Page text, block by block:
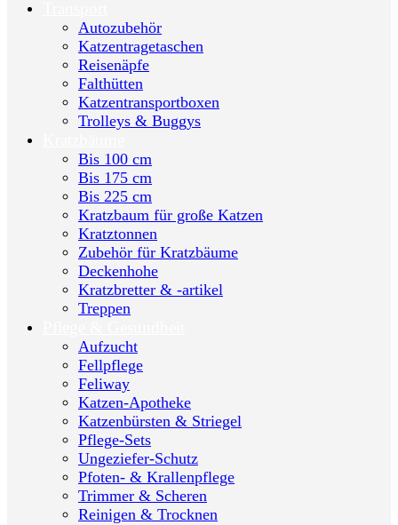
Autozubehör
Katzentragetaschen
Reisenäpfe
Falthütten
Katzentransportboxen
Trolleys & Buggys
Bis 100 cm
Bis 175 cm
Bis 225 cm
Kratzbaum für große Katzen
Kratztonnen
Zubehör für Kratzbäume
Deckenhohe
Kratzbretter & -artikel
Treppen
Aufzucht
Fellpflege
Feliway
Katzen-Apotheke
Katzenbürsten & Striegel
Pflege-Sets
Ungeziefer-Schutz
Pfoten- & Krallenpflege
Trimmer & Scheren
Reinigen & Trocknen